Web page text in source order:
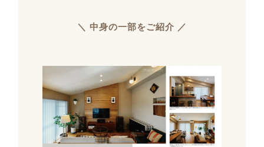
＼ 中身の一部をご紹介 ／